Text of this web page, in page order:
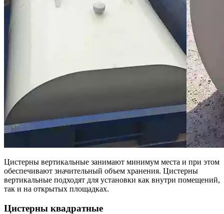
Цистерны вертикальные занимают минимум места и при этом
обеспечивают значительный объем хранения. Цистерны
вертикальные подходят для установки как внутри помещений,
так и на открытых площадках.
Цистерны квадратные